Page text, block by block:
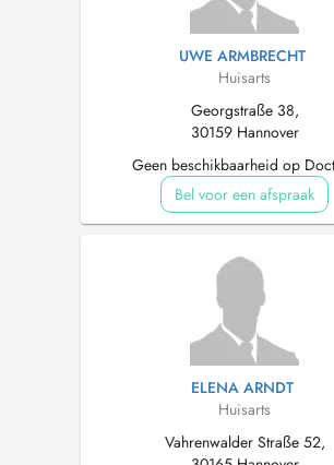
UWE ARMBRECHT
Huisarts
Georgstraße 38,
30159 Hannover
Geen beschikbaarheid op
Bel voor een afspraak
ELENA ARNDT
Huisarts
Vahrenwalder Straße 52,